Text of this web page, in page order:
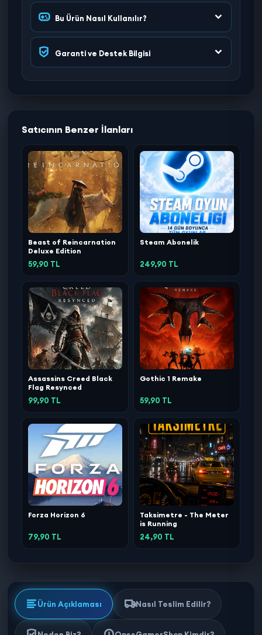
Bu Ürün Nasıl Kullanılır?
Garanti ve Destek Bilgisi
Satıcının Benzer İlanları
Beast of Reincarnation
Deluxe Edition
59,90 TL
Steam Abonelik
249,90 TL
Assassins Creed Black
Flag Resynced
99,90 TL
Gothic 1 Remake
59,90 TL
Forza Horizon 6
79,90 TL
Taksimetre - The Meter
is Running
24,90 TL
Ürün Açıklaması Nasıl Teslim Edilir?